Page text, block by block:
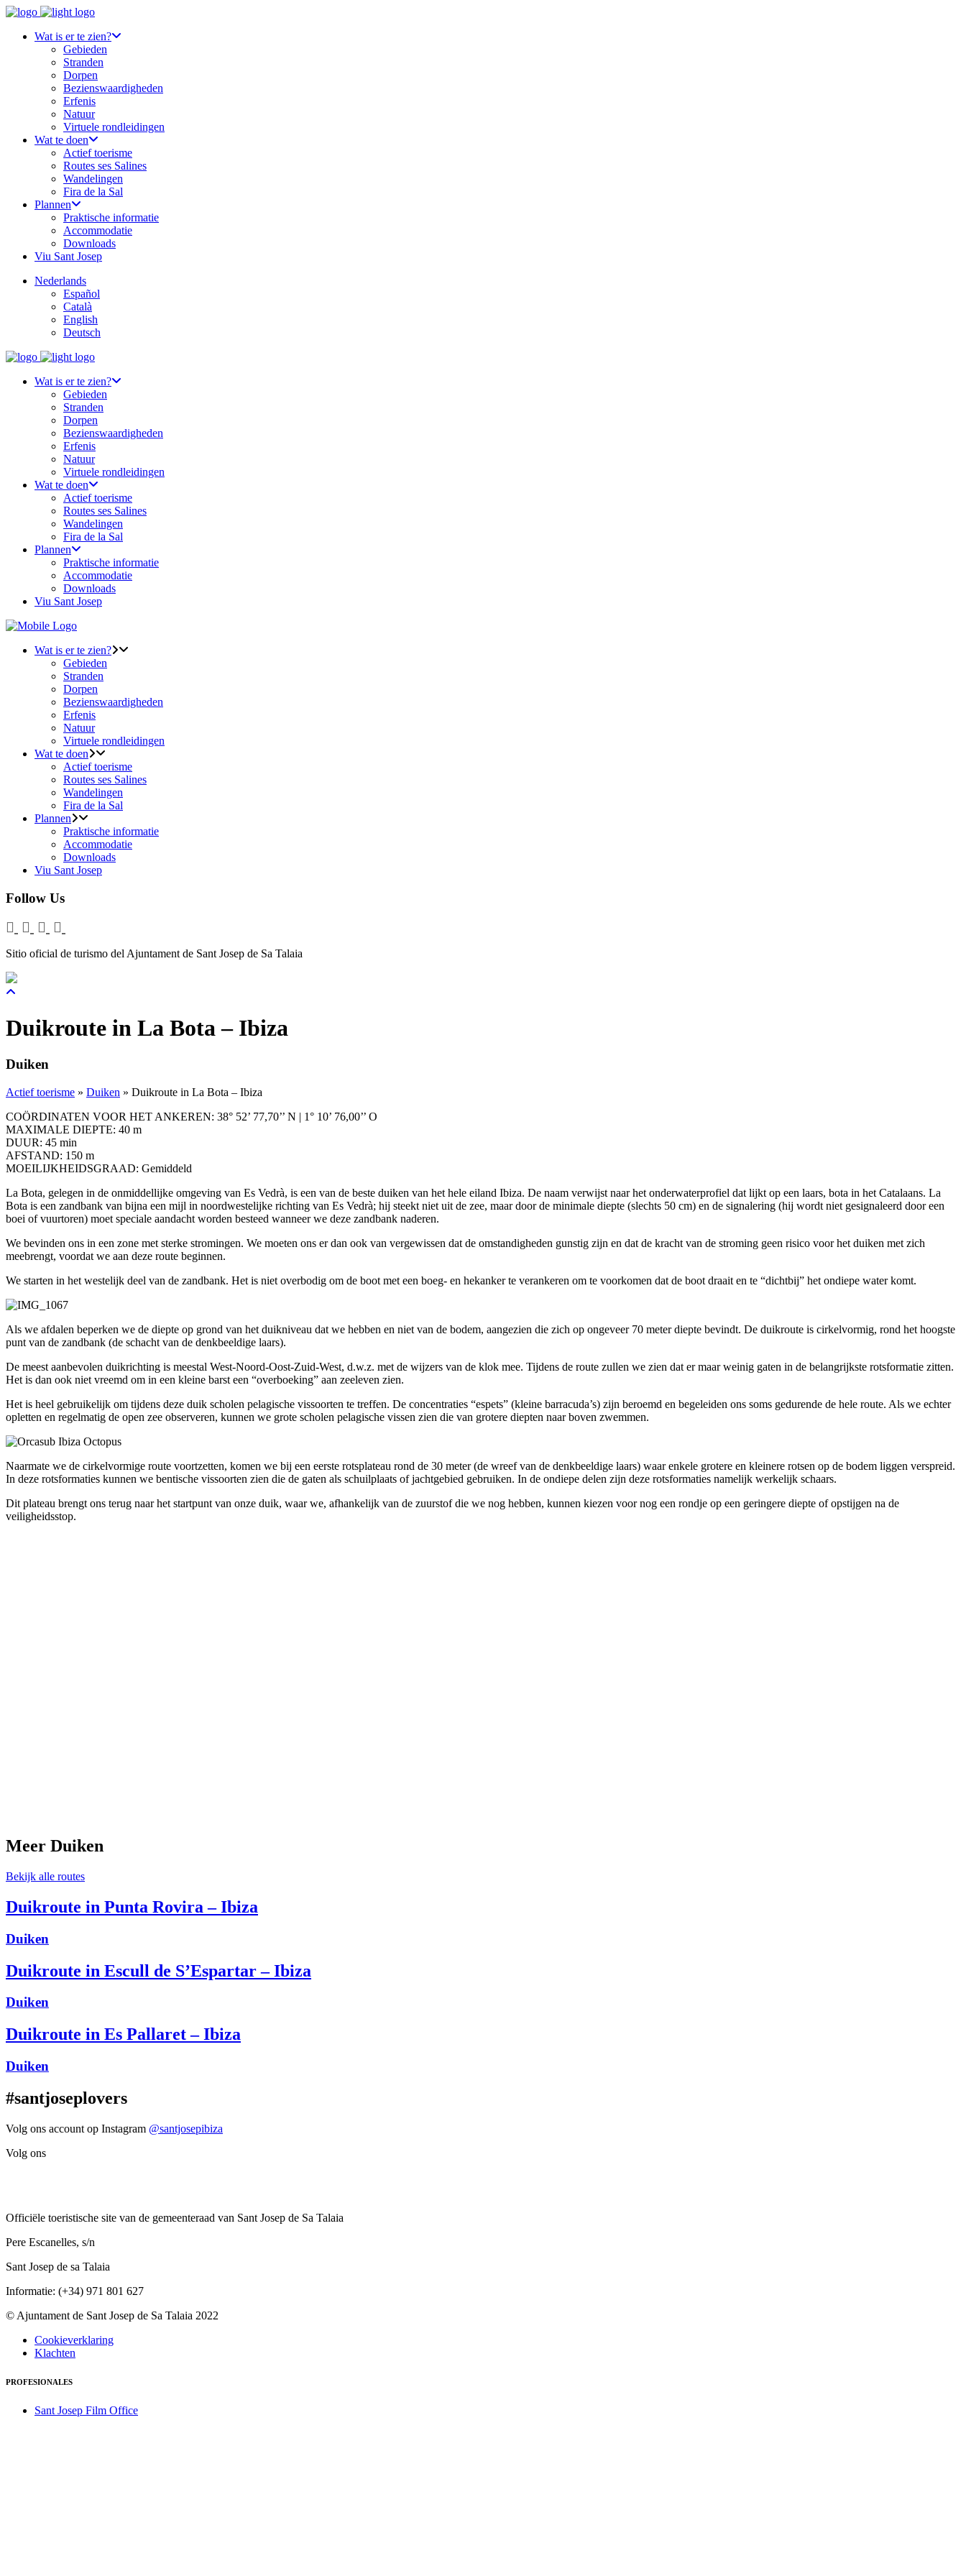
Wat is er te zien?
Gebieden
Stranden
Dorpen
Bezienswaardigheden
Erfenis
Natuur
Virtuele rondleidingen
Wat te doen
Actief toerisme
Routes ses Salines
Wandelingen
Fira de la Sal
Plannen
Praktische informatie
Accommodatie
Downloads
Viu Sant Josep
Nederlands
Español
Català
English
Deutsch
Wat is er te zien?
Gebieden
Stranden
Dorpen
Bezienswaardigheden
Erfenis
Natuur
Virtuele rondleidingen
Wat te doen
Actief toerisme
Routes ses Salines
Wandelingen
Fira de la Sal
Plannen
Praktische informatie
Accommodatie
Downloads
Viu Sant Josep
Wat is er te zien?
Gebieden
Stranden
Dorpen
Bezienswaardigheden
Erfenis
Natuur
Virtuele rondleidingen
Wat te doen
Actief toerisme
Routes ses Salines
Wandelingen
Fira de la Sal
Plannen
Praktische informatie
Accommodatie
Downloads
Viu Sant Josep
Follow Us
Sitio oficial de turismo del Ajuntament de Sant Josep de Sa Talaia
Duikroute in La Bota – Ibiza
Duiken
Actief toerisme » Duiken » Duikroute in La Bota – Ibiza
COÖRDINATEN VOOR HET ANKEREN: 38° 52’ 77,70’’ N | 1° 10’ 76,00’’ O
MAXIMALE DIEPTE: 40 m
DUUR: 45 min
AFSTAND: 150 m
MOEILIJKHEIDSGRAAD: Gemiddeld
La Bota, gelegen in de onmiddellijke omgeving van Es Vedrà, is een van de beste duiken van het hele eiland Ibiza. De naam verwijst naar het onderwaterprofiel dat lijkt op een laars, bota in het Catalaans. La
Bota is een zandbank van bijna een mijl in noordwestelijke richting van Es Vedrà; hij steekt niet uit de zee, maar door de minimale diepte (slechts 50 cm) en de signalering (hij wordt niet gesignaleerd door een
boei of vuurtoren) moet speciale aandacht worden besteed wanneer we deze zandbank naderen.
We bevinden ons in een zone met sterke stromingen. We moeten ons er dan ook van vergewissen dat de omstandigheden gunstig zijn en dat de kracht van de stroming geen risico voor het duiken met zich
meebrengt, voordat we aan deze route beginnen.
We starten in het westelijk deel van de zandbank. Het is niet overbodig om de boot met een boeg- en hekanker te verankeren om te voorkomen dat de boot draait en te “dichtbij” het ondiepe water komt.
Als we afdalen beperken we de diepte op grond van het duikniveau dat we hebben en niet van de bodem, aangezien die zich op ongeveer 70 meter diepte bevindt. De duikroute is cirkelvormig, rond het hoogste
punt van de zandbank (de schacht van de denkbeeldige laars).
De meest aanbevolen duikrichting is meestal West-Noord-Oost-Zuid-West, d.w.z. met de wijzers van de klok mee. Tijdens de route zullen we zien dat er maar weinig gaten in de belangrijkste rotsformatie zitten.
Het is dan ook niet vreemd om in een kleine barst een “overboeking” aan zeeleven zien.
Het is heel gebruikelijk om tijdens deze duik scholen pelagische vissoorten te treffen. De concentraties “espets” (kleine barracuda’s) zijn beroemd en begeleiden ons soms gedurende de hele route. Als we echter
opletten en regelmatig de open zee observeren, kunnen we grote scholen pelagische vissen zien die van grotere diepten naar boven zwemmen.
Naarmate we de cirkelvormige route voortzetten, komen we bij een eerste rotsplateau rond de 30 meter (de wreef van de denkbeeldige laars) waar enkele grotere en kleinere rotsen op de bodem liggen verspreid.
In deze rotsformaties kunnen we bentische vissoorten zien die de gaten als schuilplaats of jachtgebied gebruiken. In de ondiepe delen zijn deze rotsformaties namelijk werkelijk schaars.
Dit plateau brengt ons terug naar het startpunt van onze duik, waar we, afhankelijk van de zuurstof die we nog hebben, kunnen kiezen voor nog een rondje op een geringere diepte of opstijgen na de
veiligheidsstop.
Meer Duiken
Bekijk alle routes
Duikroute in Punta Rovira – Ibiza
Duiken
Duikroute in Escull de S’Espartar – Ibiza
Duiken
Duikroute in Es Pallaret – Ibiza
Duiken
#santjoseplovers
Volg ons account op Instagram @santjosepibiza
Volg ons
Officiële toeristische site van de gemeenteraad van Sant Josep de Sa Talaia
Pere Escanelles, s/n
Sant Josep de sa Talaia
Informatie: (+34) 971 801 627
© Ajuntament de Sant Josep de Sa Talaia 2022
Cookieverklaring
Klachten
PROFESIONALES
Sant Josep Film Office